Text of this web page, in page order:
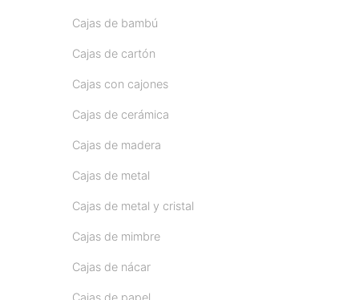
Cajas de bambú
Cajas de cartón
Cajas con cajones
Cajas de cerámica
Cajas de madera
Cajas de metal
Cajas de metal y cristal
Cajas de mimbre
Cajas de nácar
Cajas de papel